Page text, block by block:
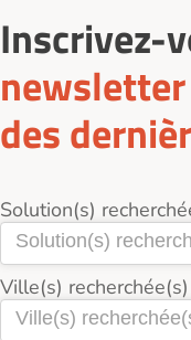
Inscrivez-
newsletter
des
Solution(s)
Ville(s) recherchée(s)